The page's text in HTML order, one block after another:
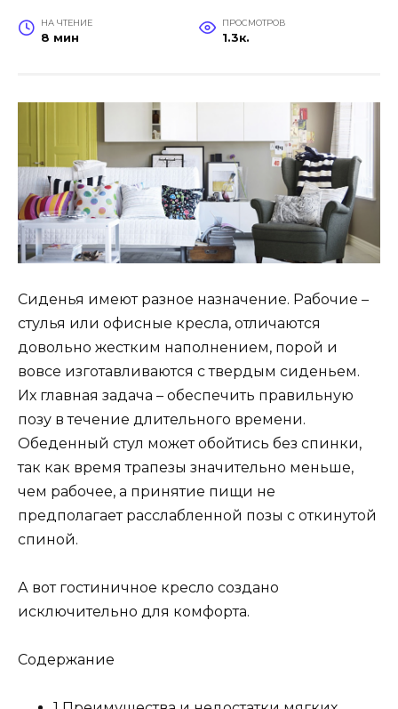
НА ЧТЕНИЕ
8 мин
ПРОСМОТРОВ
1.3к.
Сиденья имеют разное назначение. Рабочие –
стулья или офисные кресла, отличаются
довольно жестким наполнением, порой и
вовсе изготавливаются с твердым сиденьем.
Их главная задача – обеспечить правильную
позу в течение длительного времени.
Обеденный стул может обойтись без спинки,
так как время трапезы значительно меньше,
чем рабочее, а принятие пищи не
предполагает расслабленной позы с откинутой
спиной.
А вот гостиничное кресло создано
исключительно для комфорта.
Содержание